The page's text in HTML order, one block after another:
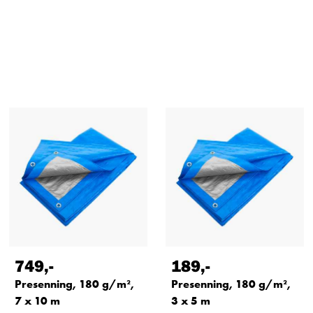
749,-
Presenning, 180 g/m²,
7 x 10 m
189,-
Presenning, 180 g/m²,
3 x 5 m